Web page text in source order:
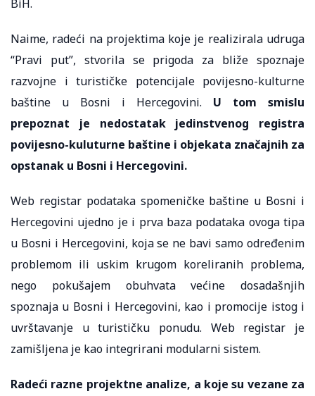
BiH.
Naime, radeći na projektima koje je realizirala udruga
“Pravi put”, stvorila se prigoda za bliže spoznaje
razvojne i turističke potencijale povijesno-kulturne
baštine u Bosni i Hercegovini. U tom smislu
prepoznat je nedostatak jedinstvenog registra
povijesno-kuluturne baštine i objekata značajnih za
opstanak u Bosni i Hercegovini.
Web registar podataka spomeničke baštine u Bosni i
Hercegovini ujedno je i prva baza podataka ovoga tipa
u Bosni i Hercegovini, koja se ne bavi samo određenim
problemom ili uskim krugom koreliranih problema,
nego pokušajem obuhvata većine dosadašnjih
spoznaja u Bosni i Hercegovini, kao i promocije istog i
uvrštavanje u turističku ponudu. Web registar je
zamišljena je kao integrirani modularni sistem.
Radeći razne projektne analize, a koje su vezane za